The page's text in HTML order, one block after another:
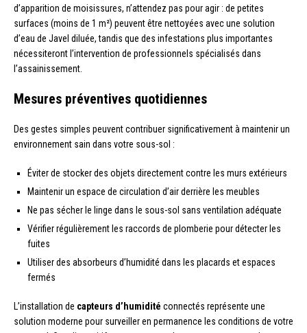
d’apparition de moisissures, n’attendez pas pour agir : de petites
surfaces (moins de 1 m²) peuvent être nettoyées avec une solution
d’eau de Javel diluée, tandis que des infestations plus importantes
nécessiteront l’intervention de professionnels spécialisés dans
l’assainissement.
Mesures préventives quotidiennes
Des gestes simples peuvent contribuer significativement à maintenir un
environnement sain dans votre sous-sol :
Éviter de stocker des objets directement contre les murs extérieurs
Maintenir un espace de circulation d’air derrière les meubles
Ne pas sécher le linge dans le sous-sol sans ventilation adéquate
Vérifier régulièrement les raccords de plomberie pour détecter les
fuites
Utiliser des absorbeurs d’humidité dans les placards et espaces
fermés
L’installation de capteurs d’humidité connectés représente une
solution moderne pour surveiller en permanence les conditions de votre